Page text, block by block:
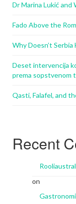
Dr Marina Lukić
Fado Above the
Why Doesn’t
Deset intervencija
prema sopstvenom
Qasti, Falafel, and
Recent
on